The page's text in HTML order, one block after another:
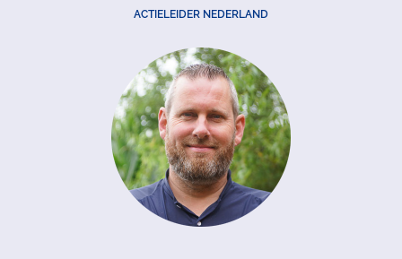
ACTIELEIDER NEDERLAND